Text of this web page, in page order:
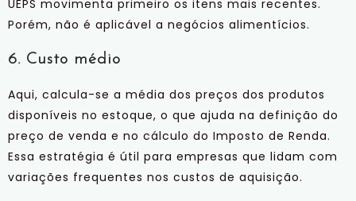
UEPS movimenta primeiro os itens mais recentes.
Porém, não é aplicável a negócios alimentícios.
6. Custo médio
Aqui, calcula-se a média dos preços dos produtos
disponíveis no estoque, o que ajuda na definição do
preço de venda e no cálculo do Imposto de Renda.
Essa estratégia é útil para empresas que lidam com
variações frequentes nos custos de aquisição.